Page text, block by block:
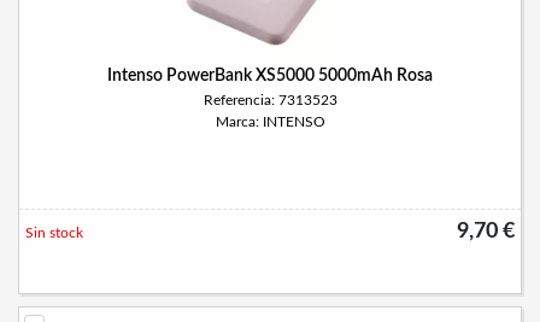
Intenso PowerBank XS5000 5000mAh Rosa
Referencia: 7313523
Marca: INTENSO
9,70 €
Sin stock